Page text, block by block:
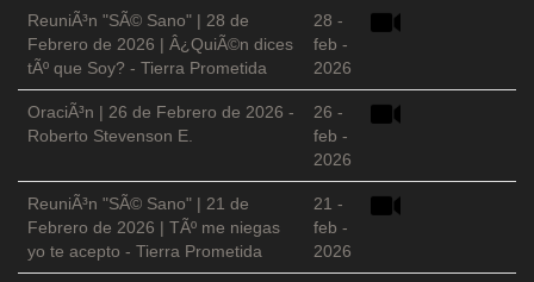
ReuniÃ³n "SÃ© Sano" | 28 de
Febrero de 2026 | Â¿QuiÃ©n dices
tÃº que Soy? - Tierra Prometida
28 -
feb -
2026
OraciÃ³n | 26 de Febrero de 2026 -
Roberto Stevenson E.
26 -
feb -
2026
ReuniÃ³n "SÃ© Sano" | 21 de
Febrero de 2026 | TÃº me niegas
yo te acepto - Tierra Prometida
21 -
feb -
2026